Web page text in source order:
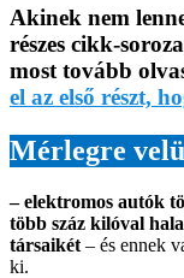
Akinek nem
részes cikk-
most tovább
el az első részt,
Mérlegre
– elektromos autók
több száz kilóval
társaikét – és ennek
ki.